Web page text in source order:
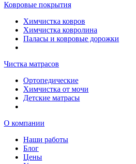
Ковровые покрытия
Химчистка ковров
Химчистка ковролина
Паласы и ковровые дорожки
Чистка матрасов
Ортопедические
Химчистка от мочи
Детские матрасы
О компании
Наши работы
Блог
Цены